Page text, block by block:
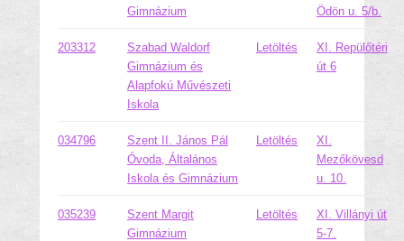
Gimnázium
Ödön u. 5/b.
203312
Szabad Waldorf
Gimnázium és
Alapfokú Művészeti
Iskola
Letöltés
XI. Repülőtéri
út 6
034796
Szent II. János Pál
Óvoda, Általános
Iskola és Gimnázium
Letöltés
XI.
Mezőkövesd
u. 10.
035239
Szent Margit
Gimnázium
Letöltés
XI. Villányi út
5-7.